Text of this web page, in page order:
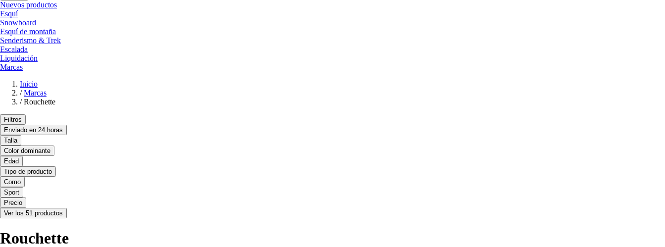
Nuevos productos
Esquí
Snowboard
Esquí de montaña
Senderismo & Trek
Escalada
Liquidación
Marcas
Inicio
/ Marcas
/ Rouchette
Filtros
Enviado en 24 horas
Talla
Color dominante
Edad
Tipo de producto
Como
Sport
Precio
Ver los 51 productos
Rouchette